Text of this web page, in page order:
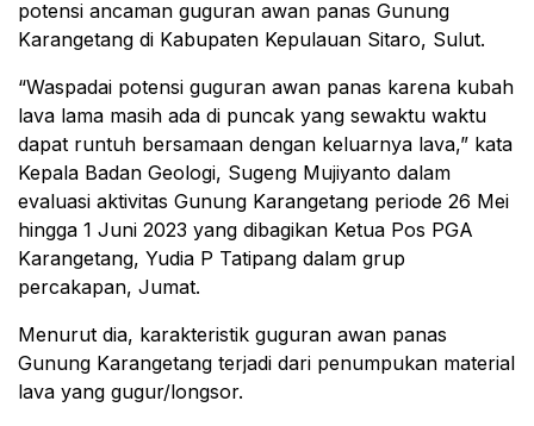
potensi ancaman guguran awan panas Gunung
Karangetang di Kabupaten Kepulauan Sitaro, Sulut.
“Waspadai potensi guguran awan panas karena kubah
lava lama masih ada di puncak yang sewaktu waktu
dapat runtuh bersamaan dengan keluarnya lava,” kata
Kepala Badan Geologi, Sugeng Mujiyanto dalam
evaluasi aktivitas Gunung Karangetang periode 26 Mei
hingga 1 Juni 2023 yang dibagikan Ketua Pos PGA
Karangetang, Yudia P Tatipang dalam grup
percakapan, Jumat.
Menurut dia, karakteristik guguran awan panas
Gunung Karangetang terjadi dari penumpukan material
lava yang gugur/longsor.